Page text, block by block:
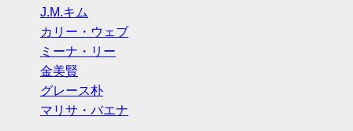
J.M.キム
カリー・ウェブ
ミーナ・リー
金美賢
グレース朴
マリサ・バエナ